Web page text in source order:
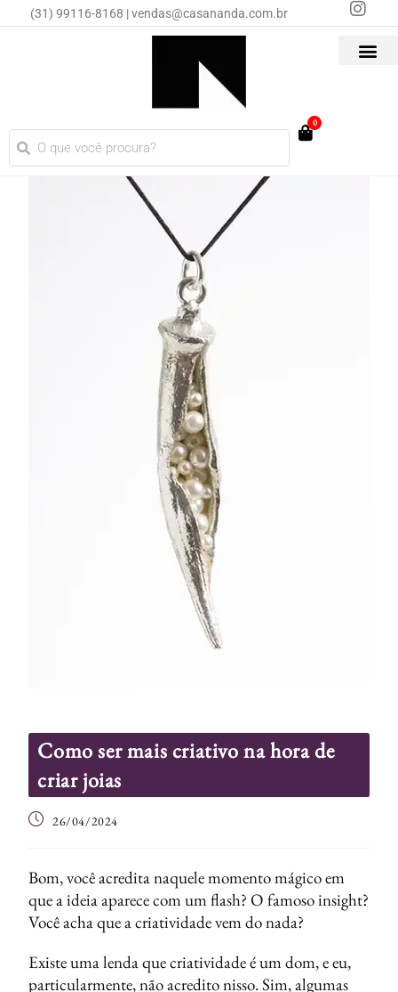
(31) 99116-8168 | vendas@casananda.com.br
0
Como ser mais criativo na hora de
criar joias
26/04/2024
Bom, você acredita naquele momento mágico em
que a ideia aparece com um flash? O famoso insight?
Você acha que a criatividade vem do nada?
Existe uma lenda que criatividade é um dom, e eu,
particularmente, não acredito nisso. Sim, algumas